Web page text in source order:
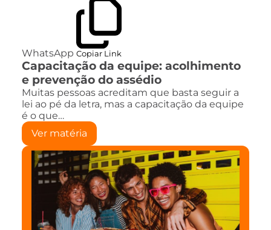
WhatsApp Copiar Link
Capacitação da equipe: acolhimento
e prevenção do assédio
Muitas pessoas acreditam que basta seguir a
lei ao pé da letra, mas a capacitação da equipe
é o que…
Ver matéria